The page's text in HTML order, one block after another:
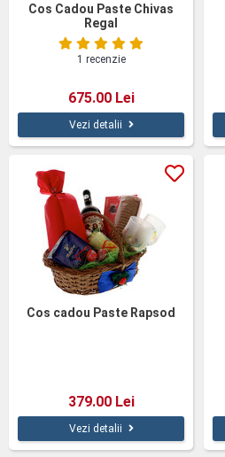
Cos Cadou Paste Chivas
Regal
1 recenzie
675.00 Lei
Vezi detalii
Cos cadou Paste Rapsod
379.00 Lei
Vezi detalii